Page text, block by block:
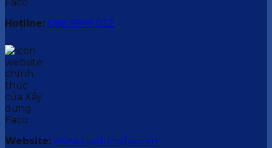
Hotline: 088.9999.032
Website: www.xaydungfaco.vn